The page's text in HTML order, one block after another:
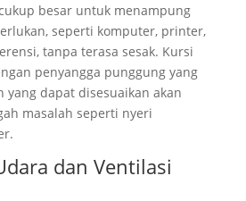
besar untuk menampung
seperti komputer, printer,
tanpa terasa sesak. Kursi
penyangga punggung yang
yang dapat disesuaikan akan
masalah seperti nyeri
dan Ventilasi